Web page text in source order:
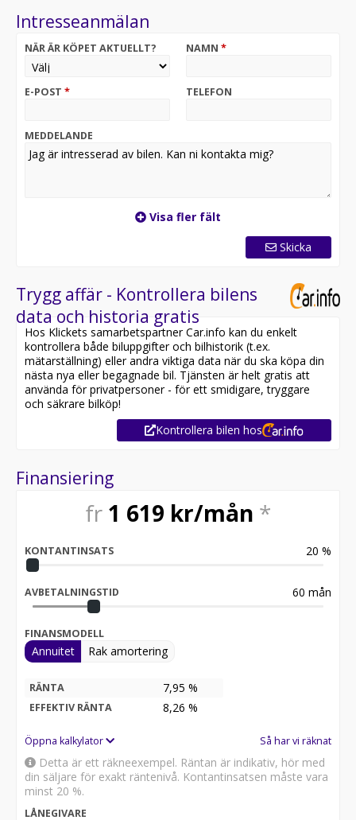
oss på Klangfärgsgatan 8 i Västra Frölunda. Du når oss
välkommen in till oss på Erlandsson bil.
Intresseanmälan
NÄR ÄR KÖPET AKTUELLT? NAMN *
E-POST * TELEFON
MEDDELANDE
Visa fler fält
Skicka
Trygg affär - Kontrollera bilens
data och historia gratis
Hos Klickets samarbetspartner Car.info kan du enkelt
kontrollera både biluppgifter och bilhistorik (t.ex.
mätarställning) eller andra viktiga data när du ska köpa din
nästa nya eller begagnade bil. Tjänsten är helt gratis att
använda för privatpersoner - för ett smidigare, tryggare
och säkrare bilköp!
Kontrollera bilen hos
Finansiering
fr 1 619 kr/mån *
KONTANTINSATS 20 %
AVBETALNINGSTID 60 mån
FINANSMODELL
Annuitet Rak amortering
RÄNTA 7,95 %
EFFEKTIV RÄNTA 8,26 %
Öppna kalkylator Så har vi räknat
Detta är ett räkneexempel. Räntan är indikativ, hör med
din säljare för exakt räntenivå. Kontantinsatsen måste vara
minst 20 %.
LÅNEGIVARE